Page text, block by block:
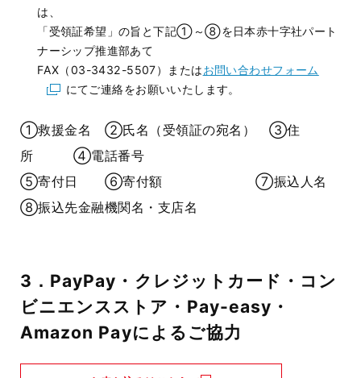
は、
「受領証希望」の旨と下記① ～⑧を日本赤十字社パート
ナーシップ推進部あて
FAX（03-3432-5507）
またはお問い合わせフォーム
にてご連絡をお願いいたします。
①救援金名 ②氏名（受領証の宛名） ③住
所 ④電話番号
⑤寄付日 ⑥寄付額⑦振込人名
⑧振込先金融機関名・支店名
3．PayPay・クレジットカード・コン
ビニエンスストア・Pay-easy・
Amazon Payによるご協力